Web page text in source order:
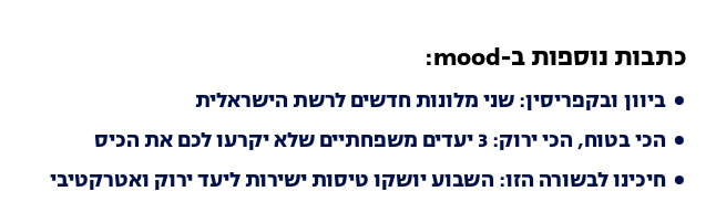
כתבות נוספות ב-mood:
ביוון ובקפריסין: שני מלונות חדשים לרשת הישראלית
הכי בטוח, הכי ירוק: 3 יעדים משפחתיים שלא יקרעו לכם את הכיס
חיכינו לבשורה הזו: השבוע יושקו טיסות ישירות ליעד ירוק ואטרקטיבי